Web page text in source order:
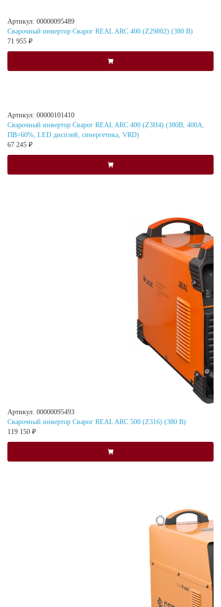
Артикул: 00000095489
Сварочный инвертор Сварог REAL ARC 400 (Z29802) (380 В)
71 955 ₽
Артикул: 00000101410
Сварочный инвертор Сварог REAL ARC 400 (Z3H4) (380В, 400А,
ПВ=60%, LED дисплей, синергетика, VRD)
67 245 ₽
Артикул: 00000095493
Сварочный инвертор Сварог REAL ARC 500 (Z316) (380 В)
119 150 ₽